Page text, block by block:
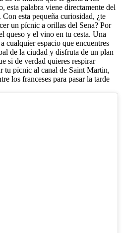
esta palabra viene directamente del
esta pequeña curiosidad, ¿te
un pícnic a orillas del Sena? Por
queso y el vino en tu cesta. Una
cualquier espacio que encuentres
de la ciudad y disfruta de un plan
si de verdad quieres respirar
tu pícnic al canal de Saint Martin,
los franceses para pasar la tarde